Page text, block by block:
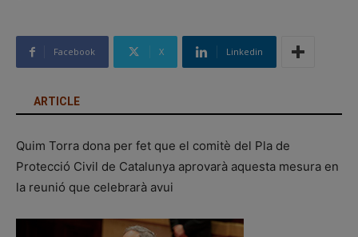
Facebook X Linkedin
ARTICLE
Quim Torra dona per fet que el comitè del Pla de
Protecció Civil de Catalunya aprovarà aquesta mesura en
la reunió que celebrarà avui